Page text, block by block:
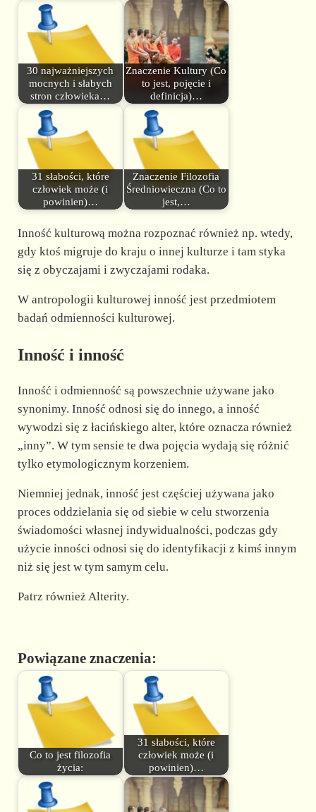
30 najważniejszych
mocnych i słabych
stron człowieka…
Znaczenie Kultury (Co
to jest, pojęcie i
definicja)…
31 słabości, które
człowiek może (i
powinien)…
Znaczenie Filozofia
Średniowieczna (Co to
jest,…
Inność kulturową można rozpoznać również np. wtedy,
gdy ktoś migruje do kraju o innej kulturze i tam styka
się z obyczajami i zwyczajami rodaka.
W antropologii kulturowej inność jest przedmiotem
badań odmienności kulturowej.
Inność i inność
Inność i odmienność są powszechnie używane jako
synonimy. Inność odnosi się do innego, a inność
wywodzi się z łacińskiego alter, które oznacza również
„inny”. W tym sensie te dwa pojęcia wydają się różnić
tylko etymologicznym korzeniem.
Niemniej jednak, inność jest częściej używana jako
proces oddzielania się od siebie w celu stworzenia
świadomości własnej indywidualności, podczas gdy
użycie inności odnosi się do identyfikacji z kimś innym
niż się jest w tym samym celu.
Patrz również Alterity.
Powiązane znaczenia:
Co to jest filozofia
życia:
31 słabości, które
człowiek może (i
powinien)…